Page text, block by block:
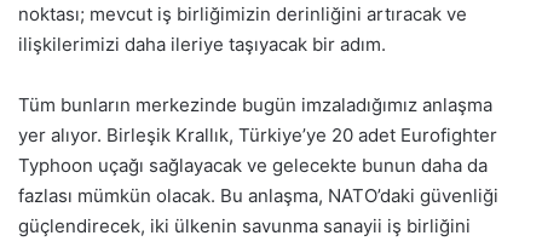
noktası; mevcut iş birliğimizin derinliğini artıracak ve
ilişkilerimizi daha ileriye taşıyacak bir adım.
Tüm bunların merkezinde bugün imzaladığımız anlaşma
yer alıyor. Birleşik Krallık, Türkiye’ye 20 adet Eurofighter
Typhoon uçağı sağlayacak ve gelecekte bunun daha da
fazlası mümkün olacak. Bu anlaşma, NATO’daki güvenliği
güçlendirecek, iki ülkenin savunma sanayii iş birliğini